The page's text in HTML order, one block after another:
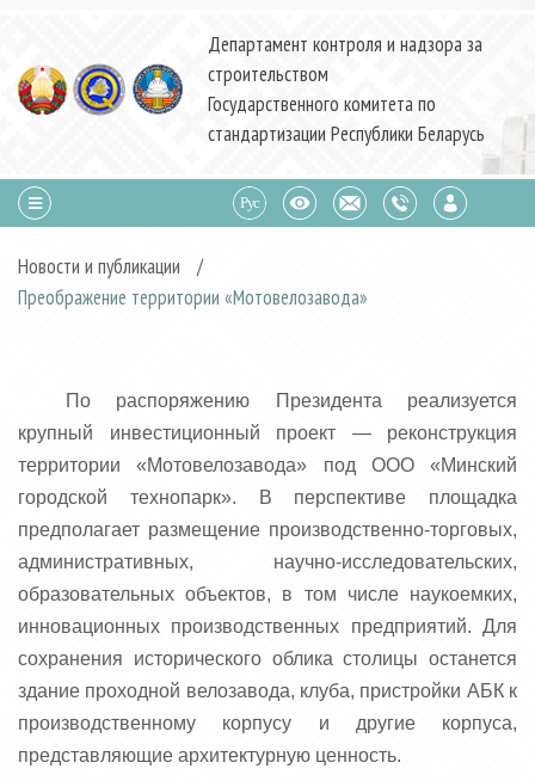
Департамент контроля и надзора за
строительством
Государственного комитета по
стандартизации Республики Беларусь
Новости и публикации
/
Преображение территории «Мотовелозавода»
По распоряжению Президента реализуется
крупный инвестиционный проект — реконструкция
территории «Мотовелозавода» под ООО «Минский
городской технопарк». В перспективе площадка
предполагает размещение производственно-торговых,
административных, научно-исследовательских,
образовательных объектов, в том числе наукоемких,
инновационных производственных предприятий. Для
сохранения исторического облика столицы останется
здание проходной велозавода, клуба, пристройки АБК к
производственному корпусу и другие корпуса,
представляющие архитектурную ценность.